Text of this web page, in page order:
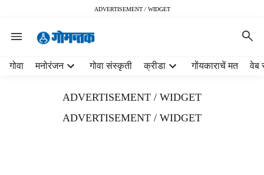
ADVERTISEMENT / WIDGET
गोवा मनोरंजन गोवा संस्कृती क्रीडा गोंयकाराचें मत वेब
ADVERTISEMENT / WIDGET
ADVERTISEMENT / WIDGET